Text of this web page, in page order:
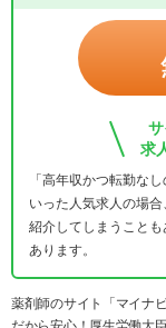
求
「高年収かつ転勤な
いった人気求人の場
紹介してしまうこと
あります。
薬剤師のサイト「マイナ